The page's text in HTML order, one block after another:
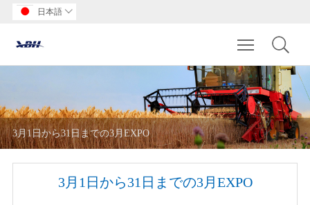
日本語 
Toggle
3月1日から31日までの3月EXPO
3月1日から31日までの3月EXPO